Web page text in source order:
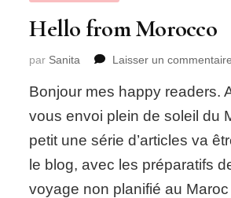
Hello from Morocco
par Sanita Laisser un commentaire
Bonjour mes happy readers.
vous envoi plein de soleil du
petit une série d’articles va
le blog, avec les préparatifs
voyage non planifié au